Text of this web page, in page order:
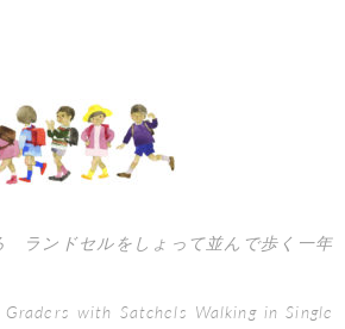
ランドセルをしょって並んで歩く一年
with Satchels Walking in Single